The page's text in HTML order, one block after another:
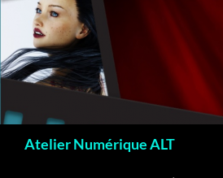
Atelier Numérique ALT